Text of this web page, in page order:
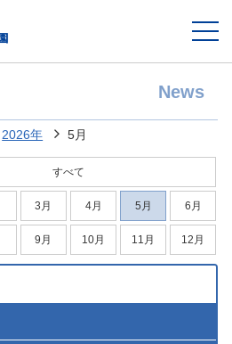
News
2026年 5月
すべて
3月 4月 5月 6月
9月 10月 11月 12月